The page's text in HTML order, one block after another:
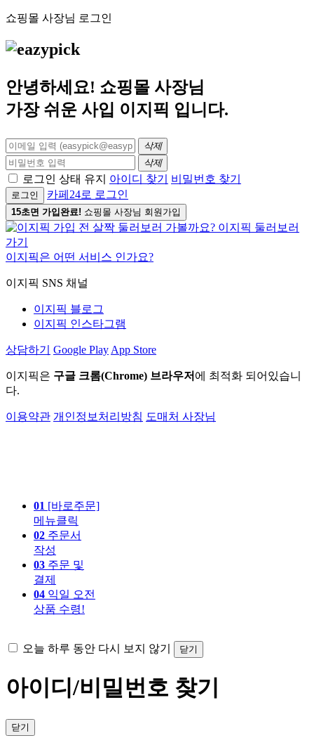
쇼핑몰 사장님 로그인
안녕하세요! 쇼핑몰 사장님
가장 쉬운 사입 이지픽 입니다.
삭제
삭제
로그인 상태 유지 아이디 찾기 비밀번호 찾기
로그인 카페24로 로그인
15초면 가입완료! 쇼핑몰 사장님 회원가입
이지픽은 어떤 서비스 인가요?
이지픽 SNS 채널
이지픽 블로그
이지픽 인스타그램
상담하기 Google Play App Store
이지픽은 구글 크롬(Chrome) 브라우저 에 최적화 되어있습니
다.
이용약관 개인정보처리방침 도매처 사장님
01 [바로주문]
메뉴클릭
02 주문서
작성
03 주문 및
결제
04 익일 오전
상품 수령!
오늘 하루 동안 다시 보지 않기 닫기
아이디/비밀번호 찾기
닫기